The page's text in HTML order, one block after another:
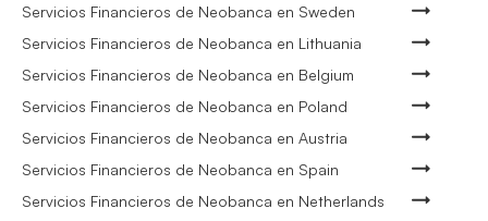
Servicios Financieros de Neobanca en Sweden
Servicios Financieros de Neobanca en Lithuania
Servicios Financieros de Neobanca en Belgium
Servicios Financieros de Neobanca en Poland
Servicios Financieros de Neobanca en Austria
Servicios Financieros de Neobanca en Spain
Servicios Financieros de Neobanca en Netherlands